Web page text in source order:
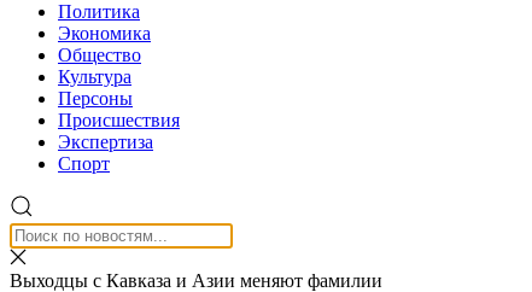
Политика
Экономика
Общество
Культура
Персоны
Происшествия
Экспертиза
Спорт
Выходцы с Кавказа и Азии меняют фамилии